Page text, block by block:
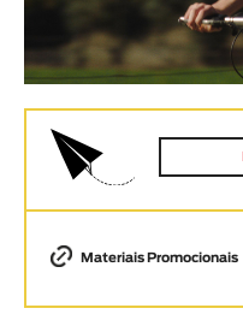
DURAÇÃO
FicçãoMateriais Promocionais